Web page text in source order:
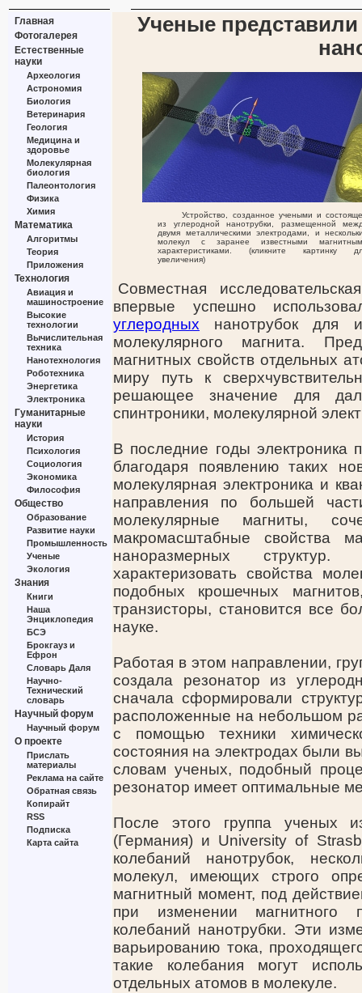
Главная
Фотогалерея
Естественные
науки
Археология
Астрономия
Биология
Ветеринария
Геология
Медицина и
здоровье
Молекулярная
биология
Палеонтология
Физика
Химия
Математика
Алгоритмы
Теория
Приложения
Технология
Авиация и
машиностроение
Высокие
технологии
Вычислительная
техника
Нанотехнология
Роботехника
Энергетика
Электроника
Гуманитарные
науки
История
Психология
Социология
Экономика
Философия
Общество
Образование
Развитие науки
Промышленность
Ученые
Экология
Знания
Книги
Наша
Энциклопедия
БСЭ
Брокгауз и
Ефрон
Словарь Даля
Научно-
Технический
словарь
Научный форум
Научный форум
О проекте
Прислать
материалы
Реклама на сайте
Обратная связь
Копирайт
RSS
Подписка
Карта сайта
Ученые
Устройство, созданное учеными и
из углеродной нанотрубки, размещенной
двумя металлическими электродами, и
молекул с заранее известными
характеристиками. (кликните картинку
увеличения)
Совместная
впервые успешно
углеродных нанотрубок для
молекулярного магнита.
магнитных свойств отдельных
миру путь к
решающее значение для
спинтроники, молекулярной
В последние годы электроника
благодаря появлению таких
молекулярная электроника и
направления по большей
молекулярные магниты,
макромасштабные свойства
наноразмерных
характеризовать свойства
подобных крошечных
транзисторы, становится все
науке.
Работая в этом направлении,
создала резонатор из
сначала сформировали
расположенные на небольшом
с помощью техники
состояния на электродах были
словам ученых, подобный
резонатор имеет оптимальные
После этого группа ученых
(Германия) и University of
колебаний нанотрубок,
молекул, имеющих строго
магнитный момент, под
при изменении магнитного
колебаний нанотрубки. Эти
варьированию тока,
такие колебания могут
отдельных атомов в молекуле.